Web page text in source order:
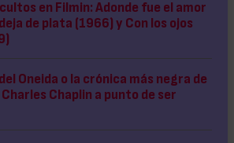
en Filmin: Adonde fue el amor
de plata (1966) y Con los ojos
Oneida o la crónica más negra de
Chaplin a punto de ser